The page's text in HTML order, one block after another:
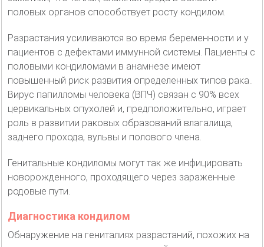
половых органов способствует росту кондилом.
Разрастания усиливаются во время беременности и у
пациентов с дефектами иммунной системы. Пациенты с
половыми кондиломами в анамнезе имеют
повышенный риск развития определенных типов рака..
Вирус папилломы человека (ВПЧ) связан с 90% всех
цервикальных опухолей и, предположительно, играет
роль в развитии раковых образований влагалища,
заднего прохода, вульвы и полового члена.
Генитальные кондиломы могут так же инфицировать
новорожденного, проходящего через зараженные
родовые пути.
Диагностика кондилом
Обнаружение на гениталиях разрастаний, похожих на